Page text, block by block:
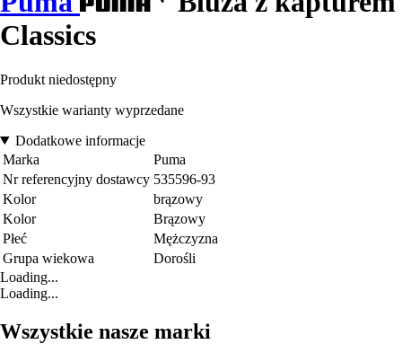
Classics
Produkt niedostępny
Wszystkie warianty wyprzedane
Dodatkowe informacje
Marka
Puma
Nr referencyjny dostawcy 535596-93
Kolor
brązowy
Kolor
Brązowy
Płeć
Mężczyzna
Grupa wiekowa
Dorośli
Loading...
Loading...
Wszystkie nasze marki